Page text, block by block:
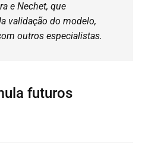
e Nechet, que
validação do modelo,
outros especialistas.
futuros